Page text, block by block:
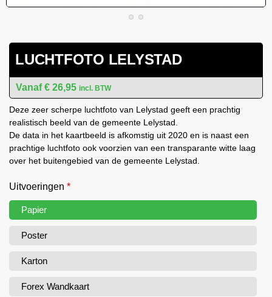
LUCHTFOTO LELYSTAD
€ 26,95 incl. BTW
Deze zeer scherpe luchtfoto van Lelystad geeft een prachtig
realistisch beeld van de gemeente Lelystad.
De data in het kaartbeeld is afkomstig uit 2020 en is naast een
prachtige luchtfoto ook voorzien van een transparante witte laag
over het buitengebied van de gemeente Lelystad.
Uitvoeringen *
Papier
Poster
Karton
Forex Wandkaart